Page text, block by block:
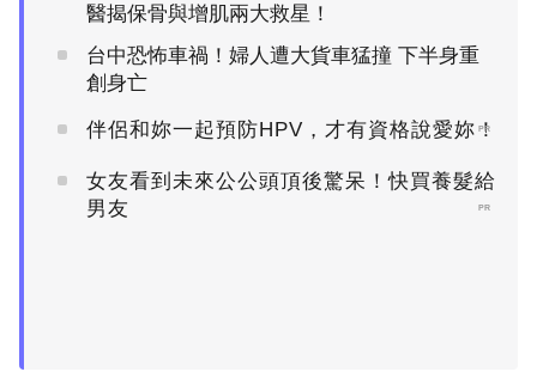
醫揭保骨與增肌兩大救星！
台中恐怖車禍！婦人遭大貨車猛撞 下半身重
創身亡
伴侶和妳一起預防HPV，才有資格說愛妳！
PR
女友看到未來公公頭頂後驚呆！快買養髮給
男友
PR